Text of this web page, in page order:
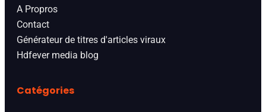
A Propros
Contact
Générateur de titres d'articles viraux
Hdfever media blog
Catégories